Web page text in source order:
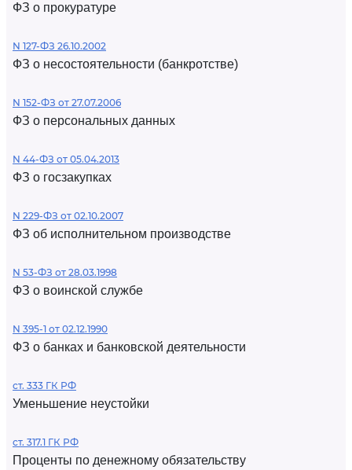
ФЗ о прокуратуре
N 127-ФЗ 26.10.2002
ФЗ о несостоятельности (банкротстве)
N 152-ФЗ от 27.07.2006
ФЗ о персональных данных
N 44-ФЗ от 05.04.2013
ФЗ о госзакупках
N 229-ФЗ от 02.10.2007
ФЗ об исполнительном производстве
N 53-ФЗ от 28.03.1998
ФЗ о воинской службе
N 395-1 от 02.12.1990
ФЗ о банках и банковской деятельности
ст. 333 ГК РФ
Уменьшение неустойки
ст. 317.1 ГК РФ
Проценты по денежному обязательству